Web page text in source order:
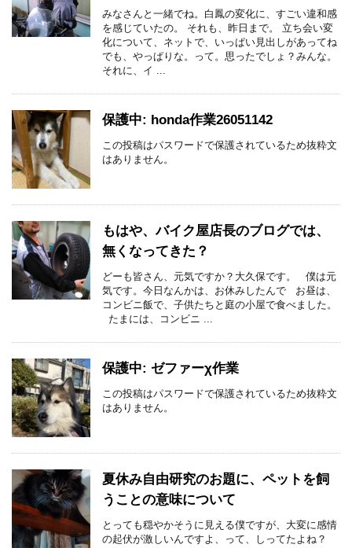
みなさんと一緒でね。白鳳の変化に、すごい違和感
を感じていたの。 それも、昨日まで。 立ち会い変
化について、ネットで、いっぱい見出しがあってね
でも、やっぱりな。って。思ったでしょ？みんな。
それに、イ ...
保護中: honda作業26051142
この投稿はパスワードで保護されているため抜粋文
はありません。
もはや、バイク屋店長のブログでは、
無くなってきた？
どーも皆さん、元気ですか？大久保です。 僕は元
気です。今日なんかは、お休みしたんで お昼は、
コンビニ飯で、子供たちと庭の小屋で食べました。
たまには、コンビニ ...
保護中: ゼファーχ作業
この投稿はパスワードで保護されているため抜粋文
はありません。
夏休み自由研究のお題に、ペットを飼
うことの意味について
とっても穏やかそうに見える僕ですが、大変に感情
の起伏が激しいんですよ、って、しってたよね？